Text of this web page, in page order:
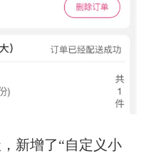
新增了“自定义小